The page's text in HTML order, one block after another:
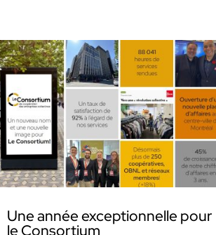
Une année exceptionnelle pour
le Consortium